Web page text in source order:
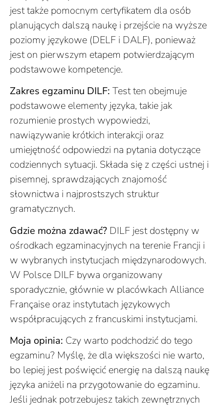
jest także pomocnym certyfikatem dla osób
planujących dalszą naukę i przejście na wyższe
poziomy językowe (DELF i DALF), ponieważ
jest on pierwszym etapem potwierdzającym
podstawowe kompetencje.
Zakres egzaminu DILF: Test ten obejmuje
podstawowe elementy języka, takie jak
rozumienie prostych wypowiedzi,
nawiązywanie krótkich interakcji oraz
umiejętność odpowiedzi na pytania dotyczące
codziennych sytuacji. Składa się z części ustnej i
pisemnej, sprawdzających znajomość
słownictwa i najprostszych struktur
gramatycznych.
Gdzie można zdawać? DILF jest dostępny w
ośrodkach egzaminacyjnych na terenie Francji i
w wybranych instytucjach międzynarodowych.
W Polsce DILF bywa organizowany
sporadycznie, głównie w placówkach Alliance
Française oraz instytutach językowych
współpracujących z francuskimi instytucjami.
Moja opinia: Czy warto podchodzić do tego
egzaminu? Myślę, że dla większości nie warto,
bo lepiej jest poświęcić energię na dalszą naukę
języka aniżeli na przygotowanie do egzaminu.
Jeśli jednak potrzebujesz takich zewnętrznych